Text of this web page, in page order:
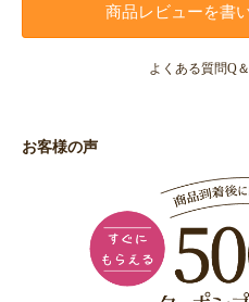
商品レビューを書
よくある質問Q
お客様の声